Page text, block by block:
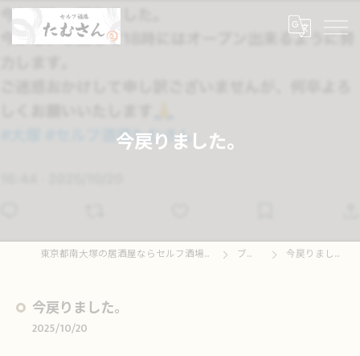
今戻りました。
東京都南大塚の居酒屋ならセルフ酒場たむさん ブログ 今戻りました。
今戻りました。
2025/10/20